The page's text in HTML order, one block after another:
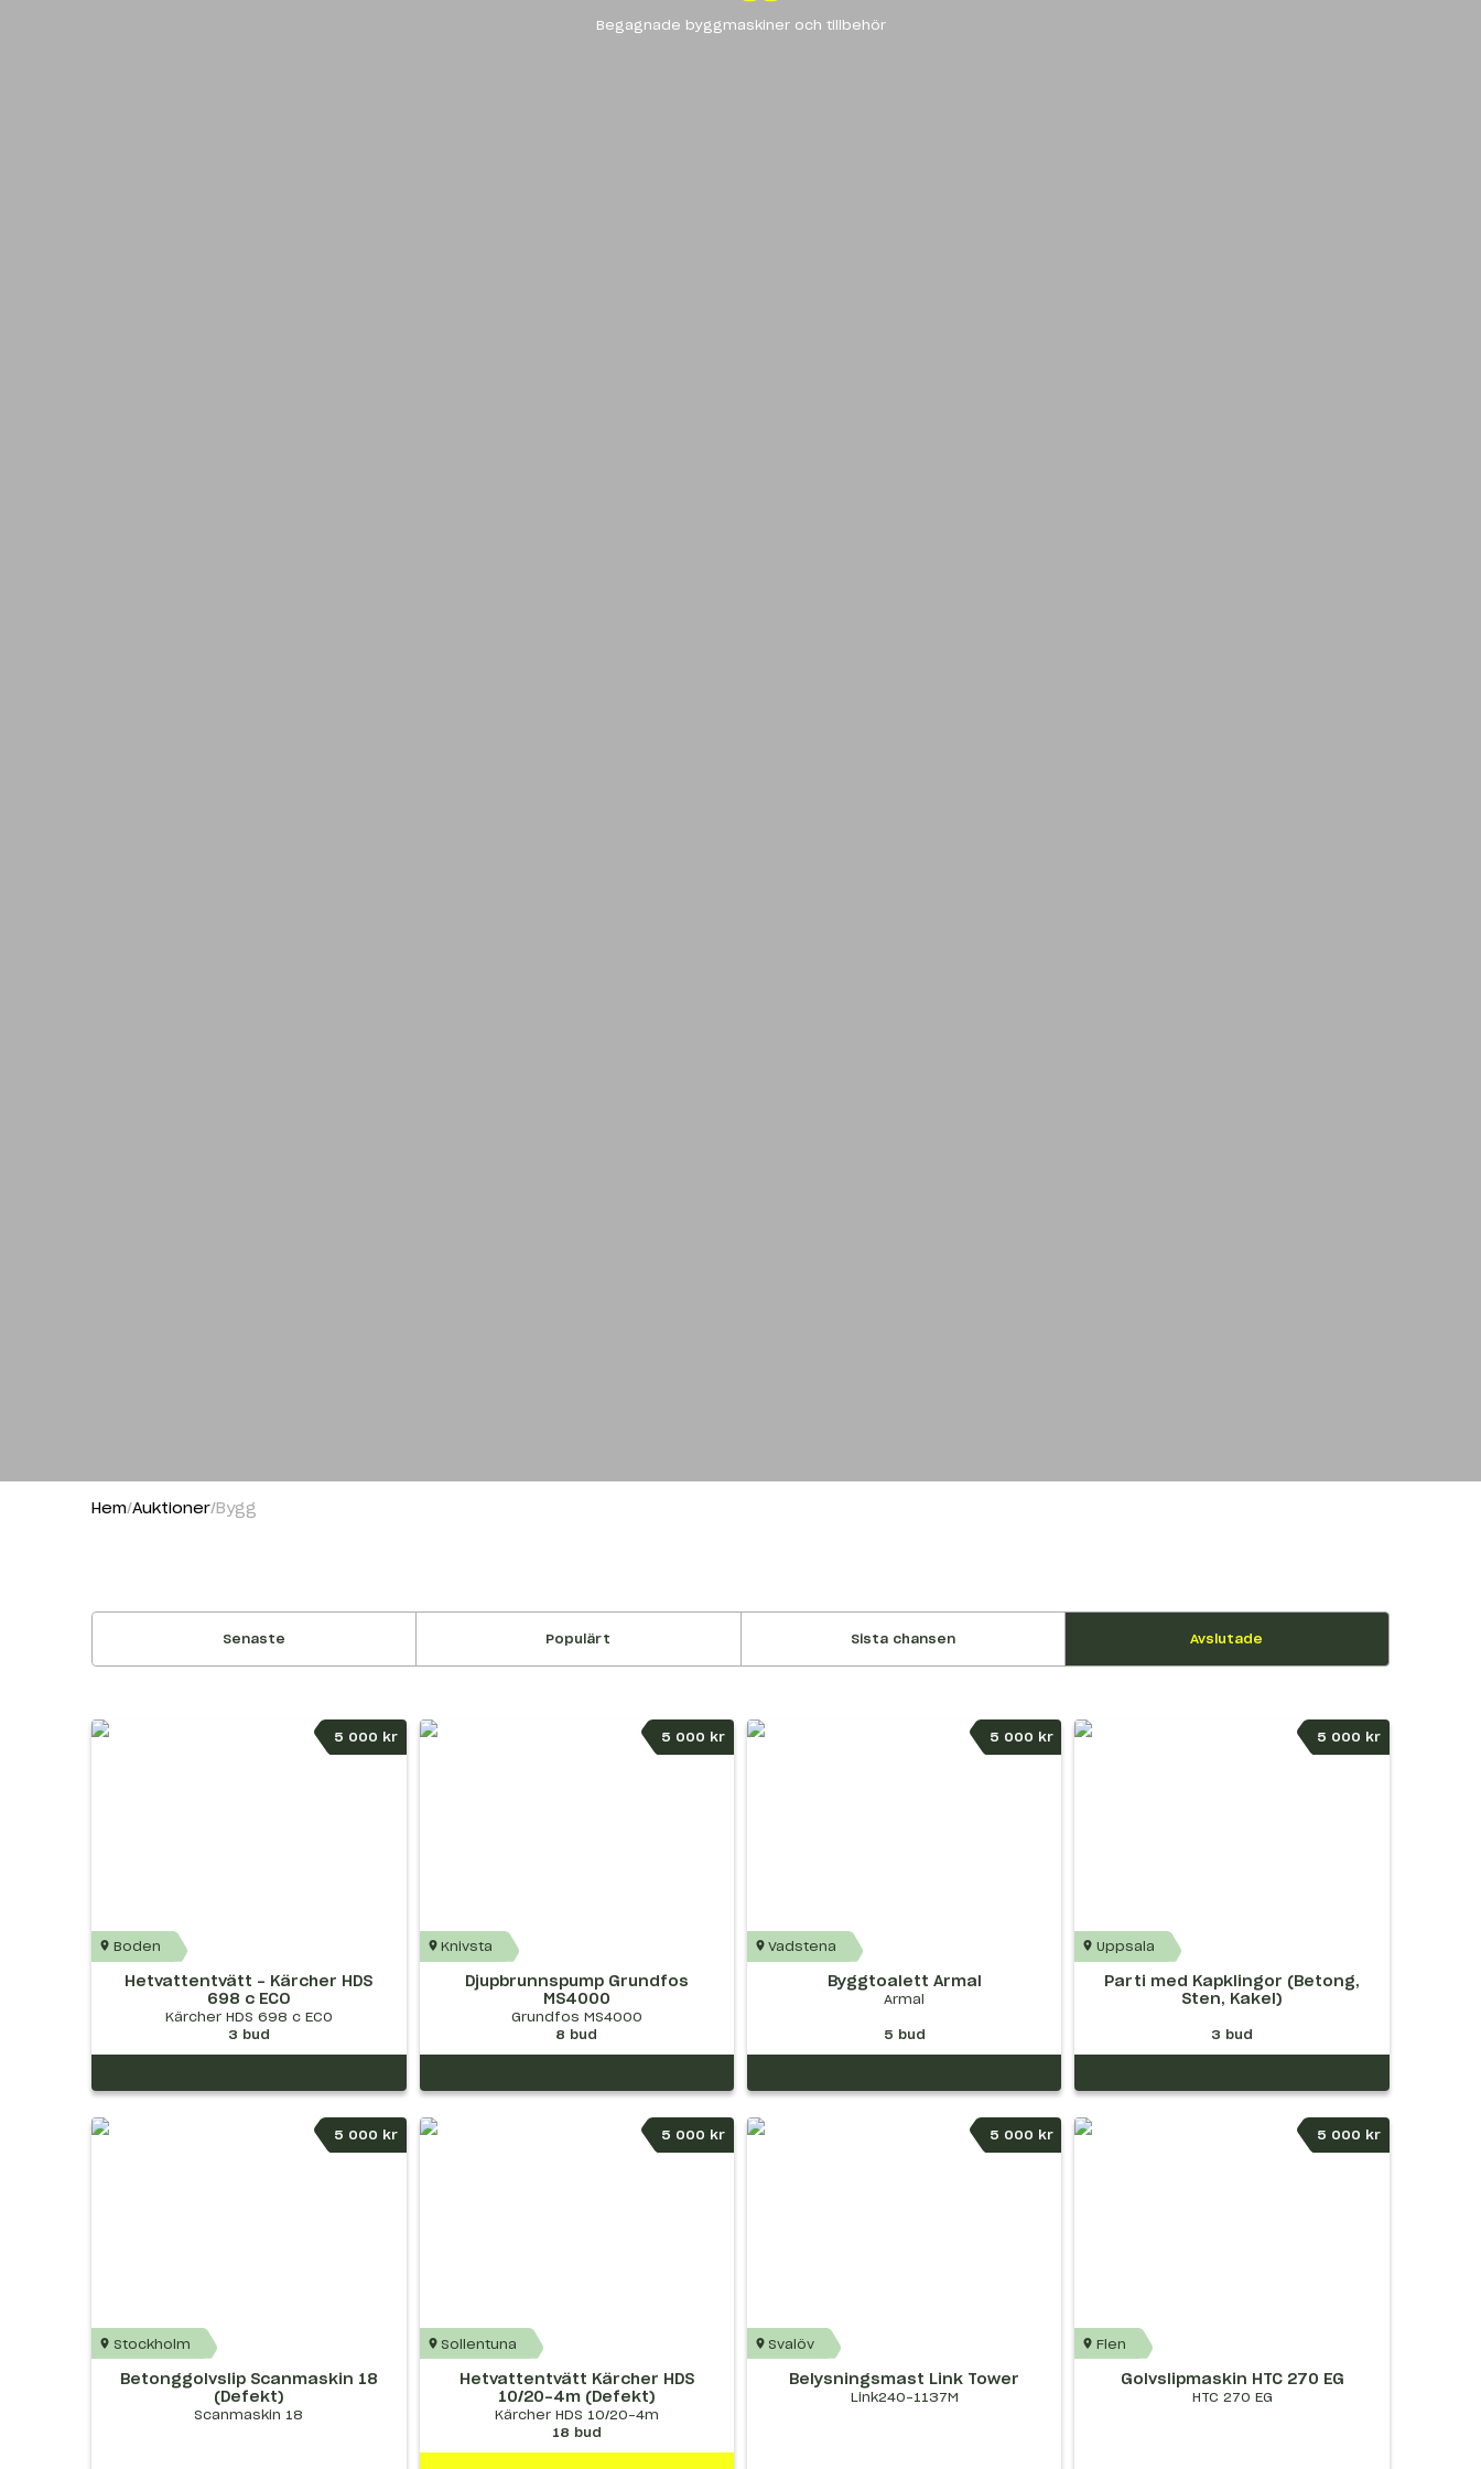
Begagnade byggmaskiner och tillbehör
Hem Auktioner Bygg
Senaste Populärt Sista chansen Avslutade
Boden
5 000 kr
Hetvattentvätt - Kärcher HDS
698 c ECO
Kärcher HDS 698 c ECO
3 bud
Knivsta
5 000 kr
Djupbrunnspump Grundfos
MS4000
Grundfos MS4000
8 bud
Vadstena
5 000 kr
Byggtoalett Armal
Armal
5 bud
Uppsala
5 000 kr
Parti med Kapklingor (Betong,
Sten, Kakel)
3 bud
Stockholm
5 000 kr
Betonggolvslip Scanmaskin 18
(Defekt)
Scanmaskin 18
Sollentuna
5 000 kr
Hetvattentvätt Kärcher HDS
10/20-4m (Defekt)
Kärcher HDS 10/20-4m
18 bud
Svalöv
5 000 kr
Belysningsmast Link Tower
Link240-1137M
Flen
5 000 kr
Golvslipmaskin HTC 270 EG
HTC 270 EG